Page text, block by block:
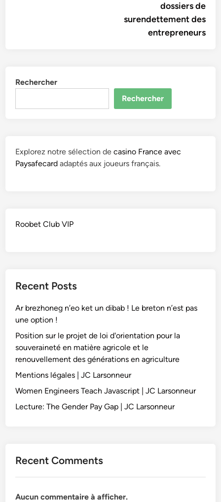
dossiers de
surendettement des
entrepreneurs
Rechercher
Rechercher
Explorez notre sélection decasino France avec
Paysafecard adaptés aux joueurs français.
Roobet Club VIP
Recent Posts
Ar brezhoneg n’eo ket un dibab ! Le breton n’est pas
une option !
Position sur le projet de loi d'orientation pour la
souveraineté en matière agricole et le
renouvellement des générations en agriculture
Mentions légales | JC Larsonneur
Women Engineers Teach Javascript | JC Larsonneur
Lecture: The Gender Pay Gap | JC Larsonneur
Recent Comments
Aucun commentaire à afficher.